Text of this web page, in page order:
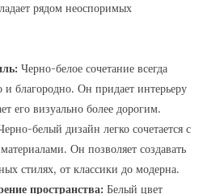
рядом неоспоримых
Черно-белое сочетание всегда
и благородно. Он придает интерьеру
его визуально более дорогим.
белый дизайн легко сочетается с
Он позволяет создавать
стилях, от классики до модерна.
пространства: Белый цвет